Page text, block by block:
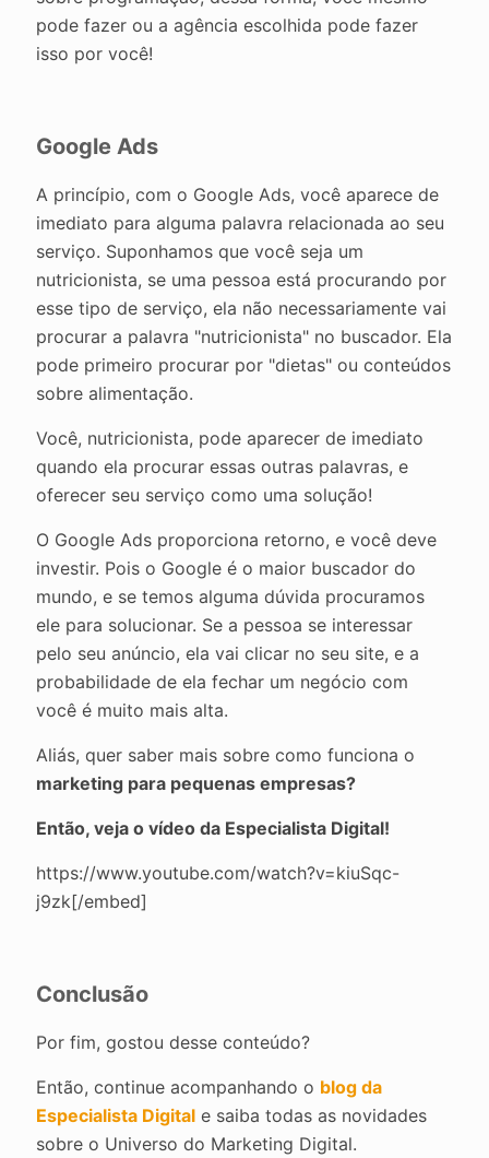
pode fazer ou a agência escolhida pode fazer
isso por você!
Google Ads
A princípio, com o Google Ads, você aparece de
imediato para alguma palavra relacionada ao seu
serviço. Suponhamos que você seja um
nutricionista, se uma pessoa está procurando por
esse tipo de serviço, ela não necessariamente vai
procurar a palavra "nutricionista" no buscador. Ela
pode primeiro procurar por "dietas" ou conteúdos
sobre alimentação.
Você, nutricionista, pode aparecer de imediato
quando ela procurar essas outras palavras, e
oferecer seu serviço como uma solução!
O Google Ads proporciona retorno, e você deve
investir. Pois o Google é o maior buscador do
mundo, e se temos alguma dúvida procuramos
ele para solucionar. Se a pessoa se interessar
pelo seu anúncio, ela vai clicar no seu site, e a
probabilidade de ela fechar um negócio com
você é muito mais alta.
Aliás, quer saber mais sobre como funciona o
marketing para pequenas empresas?
Então, veja o vídeo da Especialista Digital!
https://www.youtube.com/watch?v=kiuSqc-
j9zk[/embed]
Conclusão
Por fim, gostou desse conteúdo?
Então, continue acompanhando o blog da
Especialista Digital e saiba todas as novidades
sobre o Universo do Marketing Digital.